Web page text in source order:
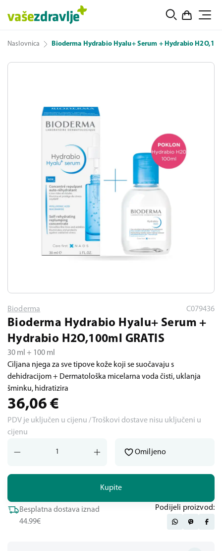
Naslovnica Bioderma Hydrabio Hyalu+ Serum + Hydrabio
Bioderma C079436
Bioderma Hydrabio Hyalu+ Serum +
Hydrabio H2O,100ml GRATIS
30 ml + 100 ml
Ciljana njega za sve tipove kože koji se suočavaju s
dehidracijom + Dermatološka micelarna voda čisti, uklanja
šminku, hidratizira
36,06 €
PDV je uključen u cijenu / Troškovi dostave nisu uključeni u
cijenu
Kupite
Omiljeno
Besplatna dostava iznad
44.99€
Podijeli proizvod: